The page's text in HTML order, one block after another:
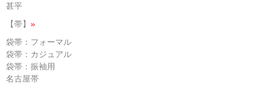
甚平
【帯】 »
袋帯：フォーマル
袋帯：カジュアル
袋帯：振袖用
名古屋帯